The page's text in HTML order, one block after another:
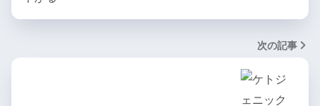
次の記事